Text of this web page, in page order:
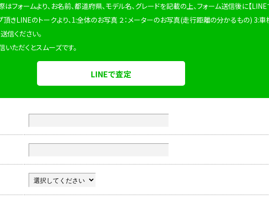
フォームより、お名前、都道府県、モデル名、グレードを記載の上、フォーム送信後に【LINE
頂きLINEのトークより、1:全体のお写真 ２：メーターのお写真(走行距離の分かるもの) 3:車
信ください。
ただくとスムーズです。
LINEで査定